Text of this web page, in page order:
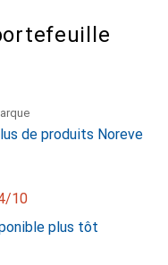
de produits Noreve
10
plus tôt